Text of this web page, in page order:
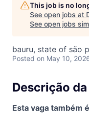
This job is no
See open jobs at
See open jobs
bauru, state of são
Posted on May 10,
Descrição
Esta vaga também